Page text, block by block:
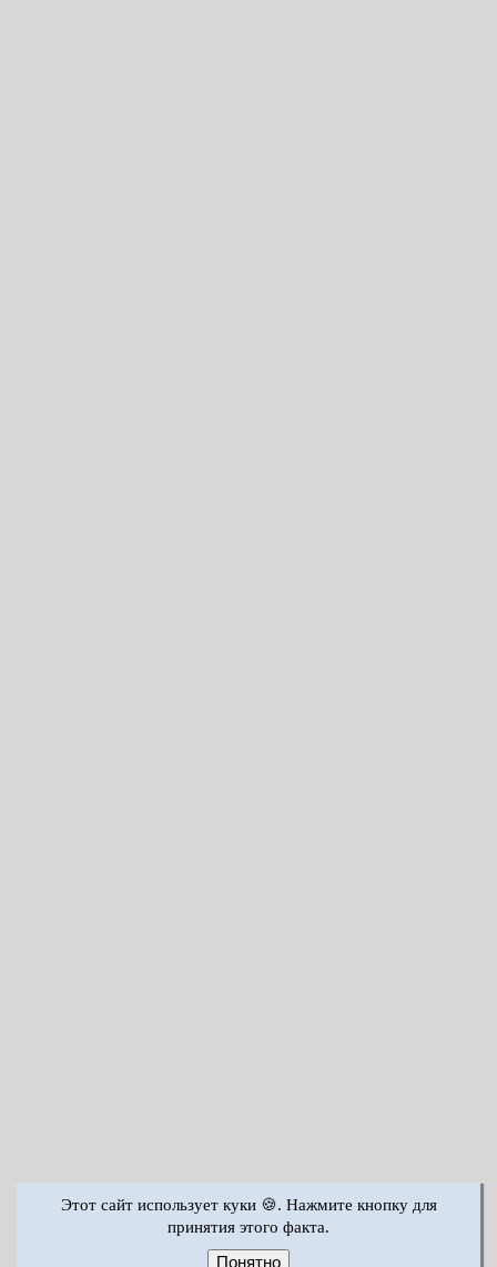
Этот сайт использует куки 🍪. Нажмите кнопку для
принятия этого факта.
Понятно